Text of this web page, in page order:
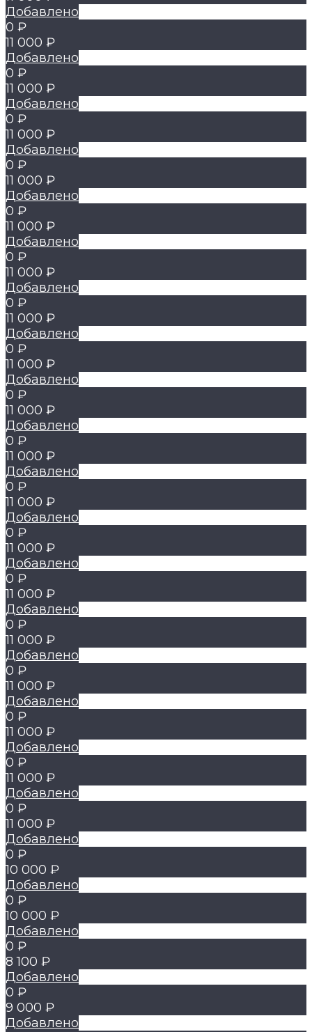
Добавлено
0 ₽
11 000 ₽
Добавлено
0 ₽
11 000 ₽
Добавлено
0 ₽
11 000 ₽
Добавлено
0 ₽
11 000 ₽
Добавлено
0 ₽
11 000 ₽
Добавлено
0 ₽
11 000 ₽
Добавлено
0 ₽
11 000 ₽
Добавлено
0 ₽
11 000 ₽
Добавлено
0 ₽
11 000 ₽
Добавлено
0 ₽
11 000 ₽
Добавлено
0 ₽
11 000 ₽
Добавлено
0 ₽
11 000 ₽
Добавлено
0 ₽
11 000 ₽
Добавлено
0 ₽
11 000 ₽
Добавлено
0 ₽
11 000 ₽
Добавлено
0 ₽
11 000 ₽
Добавлено
0 ₽
11 000 ₽
Добавлено
0 ₽
11 000 ₽
Добавлено
0 ₽
10 000 ₽
Добавлено
0 ₽
10 000 ₽
Добавлено
0 ₽
8 100 ₽
Добавлено
0 ₽
9 000 ₽
Добавлено